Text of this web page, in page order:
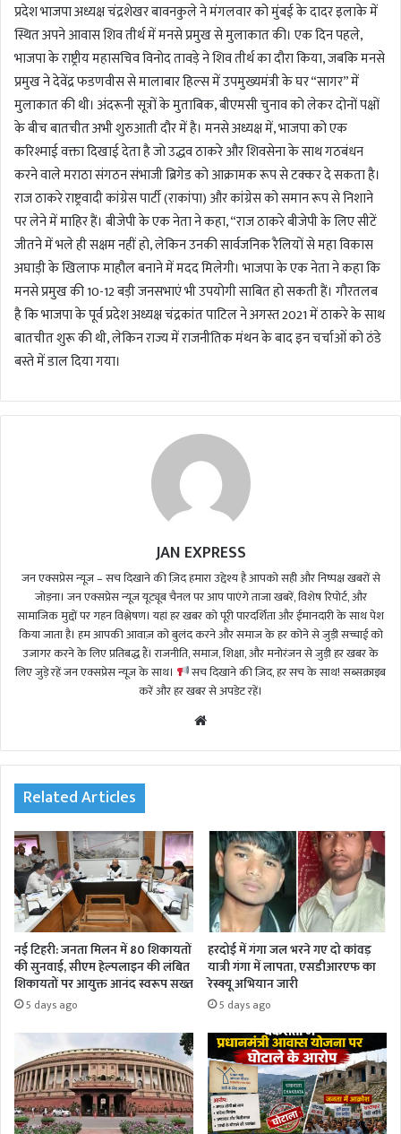
प्रदेश भाजपा अध्यक्ष चंद्रशेखर बावनकुले ने मंगलवार को मुंबई के दादर इलाके में
स्थित अपने आवास शिव तीर्थ में मनसे प्रमुख से मुलाकात की। एक दिन पहले,
भाजपा के राष्ट्रीय महासचिव विनोद तावड़े ने शिव तीर्थ का दौरा किया, जबकि मनसे
प्रमुख ने देवेंद्र फडणवीस से मालाबार हिल्स में उपमुख्यमंत्री के घर “सागर” में
मुलाकात की थी। अंदरूनी सूत्रों के मुताबिक, बीएमसी चुनाव को लेकर दोनों पक्षों
के बीच बातचीत अभी शुरुआती दौर में है। मनसे अध्यक्ष में, भाजपा को एक
करिश्माई वक्ता दिखाई देता है जो उद्धव ठाकरे और शिवसेना के साथ गठबंधन
करने वाले मराठा संगठन संभाजी ब्रिगेड को आक्रामक रूप से टक्कर दे सकता है।
राज ठाकरे राष्ट्रवादी कांग्रेस पार्टी (राकांपा) और कांग्रेस को समान रूप से निशाने
पर लेने में माहिर हैं। बीजेपी के एक नेता ने कहा, “राज ठाकरे बीजेपी के लिए सीटें
जीतने में भले ही सक्षम नहीं हो, लेकिन उनकी सार्वजनिक रैलियों से महा विकास
अघाड़ी के खिलाफ माहौल बनाने में मदद मिलेगी। भाजपा के एक नेता ने कहा कि
मनसे प्रमुख की 10-12 बड़ी जनसभाएं भी उपयोगी साबित हो सकती हैं। गौरतलब
है कि भाजपा के पूर्व प्रदेश अध्यक्ष चंद्रकांत पाटिल ने अगस्त 2021 में ठाकरे के साथ
बातचीत शुरू की थी, लेकिन राज्य में राजनीतिक मंथन के बाद इन चर्चाओं को ठंडे
बस्ते में डाल दिया गया।
JAN EXPRESS
जन एक्सप्रेस न्यूज़ – सच दिखाने की ज़िद हमारा उद्देश्य है आपको सही और निष्पक्ष खबरों से
जोड़ना। जन एक्सप्रेस न्यूज़ यूट्यूब चैनल पर आप पाएंगे ताजा खबरें, विशेष रिपोर्ट, और
सामाजिक मुद्दों पर गहन विश्लेषण। यहां हर खबर को पूरी पारदर्शिता और ईमानदारी के साथ पेश
किया जाता है। हम आपकी आवाज़ को बुलंद करने और समाज के हर कोने से जुड़ी सच्चाई को
उजागर करने के लिए प्रतिबद्ध हैं। राजनीति, समाज, शिक्षा, और मनोरंजन से जुड़ी हर खबर के
लिए जुड़े रहें जन एक्सप्रेस न्यूज़ के साथ।
सच दिखाने की ज़िद, हर सच के साथ! सब्सक्राइब
करें और हर खबर से अपडेट रहें।
te
Related Articles
नई टिहरी: जनता मिलन में 80 शिकायतों
की सुनवाई, सीएम हेल्पलाइन की लंबित
शिकायतों पर आयुक्त आनंद स्वरूप सख्त
5 days ago
हरदोई में गंगा जल भरने गए दो कांवड़
यात्री गंगा में लापता, एसडीआरएफ का
रेस्क्यू अभियान जारी
5 days ago